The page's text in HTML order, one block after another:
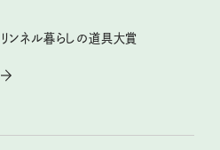
リンネル暮らしの道具大賞